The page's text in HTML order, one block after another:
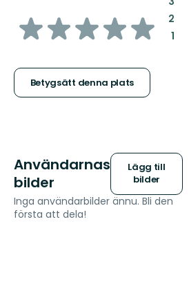
av
stjärnor
Betygsätt denna plats
2:
1:
Användarnas
bilder
Lägg till
bilder
Inga användarbilder ännu. Bli den
första att dela!